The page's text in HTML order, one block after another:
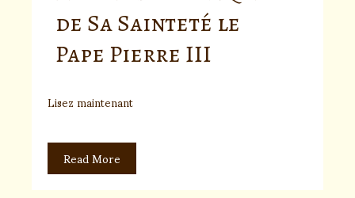
de Sa Sainteté le
Pape Pierre III
Lisez maintenant
Read More